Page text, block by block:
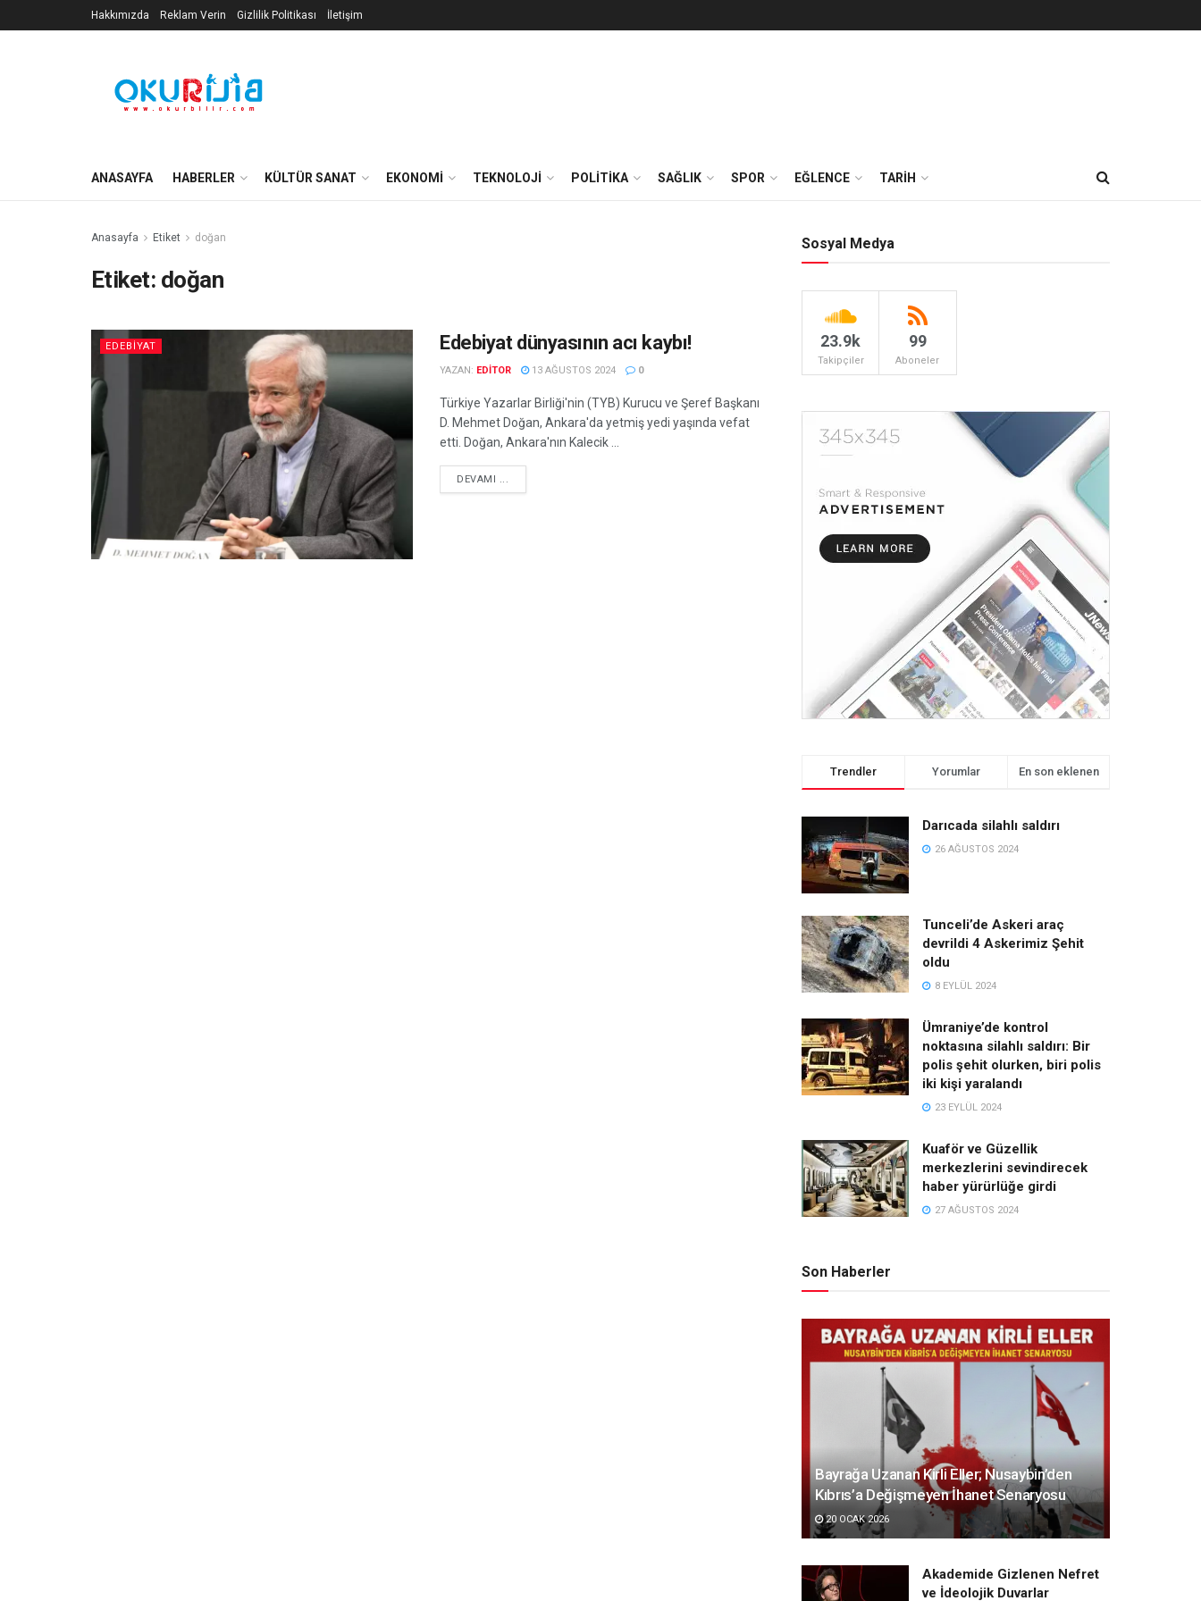
Hakkımızda Reklam Verin Gizlilik Politikası İletişim
ANASAYFA HABERLER KÜLTÜR SANAT EKONOMİ TEKNOLOJİ POLİTİKA SAĞLIK SPOR EĞLENCE TARİH
Anasayfa Etiket doğan
Etiket: doğan
EDEBIYAT Edebiyat dünyasının acı kaybı!
YAZAN: EDITOR 13 AĞUSTOS 2024 0
Türkiye Yazarlar Birliği'nin (TYB) Kurucu ve Şeref Başkanı
D. Mehmet Doğan, Ankara'da yetmiş yedi yaşında vefat
etti. Doğan, Ankara'nın Kalecik ...
DEVAMI ...
Sosyal Medya
23.9k
Takipçiler
99
Aboneler
Trendler Yorumlar En son eklenen
Darıcada silahlı saldırı
26 AĞUSTOS 2024
Tunceli’de Askeri araç
devrildi 4 Askerimiz Şehit
oldu
8 EYLÜL 2024
Ümraniye’de kontrol
noktasına silahlı saldırı: Bir
polis şehit olurken, biri polis
iki kişi yaralandı
23 EYLÜL 2024
Kuaför ve Güzellik
merkezlerini sevindirecek
haber yürürlüğe girdi
27 AĞUSTOS 2024
Son Haberler
Bayrağa Uzanan Kirli Eller; Nusaybin’den
Kıbrıs’a Değişmeyen İhanet Senaryosu
20 OCAK 2026
Akademide Gizlenen Nefret
ve İdeolojik Duvarlar